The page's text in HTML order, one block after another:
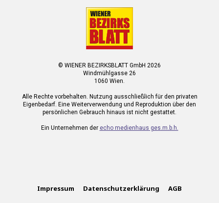
© WIENER BEZIRKSBLATT GmbH 2026
Windmühlgasse 26
1060 Wien.
Alle Rechte vorbehalten. Nutzung ausschließlich für den privaten
Eigenbedarf. Eine Weiterverwendung und Reproduktion über den
persönlichen Gebrauch hinaus ist nicht gestattet.
Ein Unternehmen der echo medienhaus ges.m.b.h.
Impressum Datenschutzerklärung AGB